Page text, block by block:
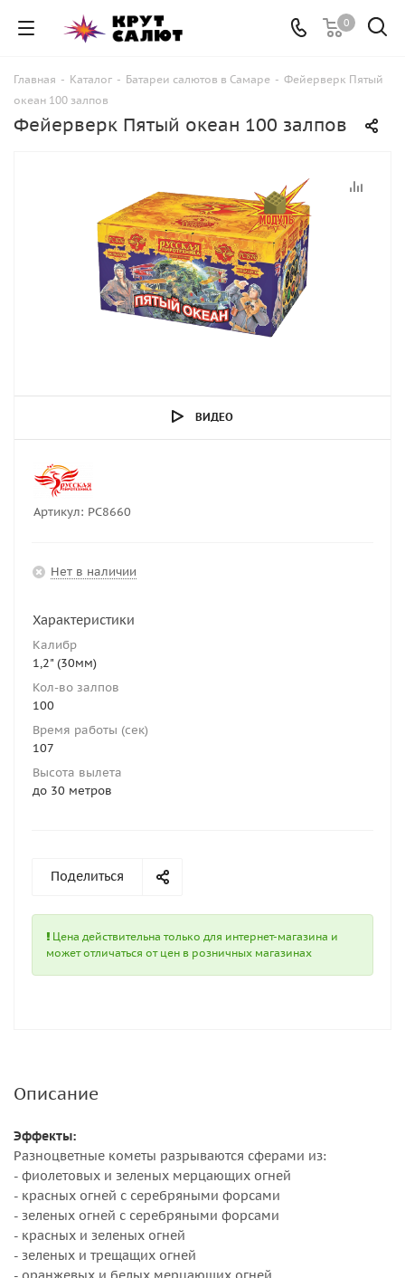
0
Главная - Каталог - Батареи салютов в Самаре - Фейерверк Пятый
океан 100 залпов
Фейерверк Пятый океан 100 залпов
ВИДЕО
Артикул: РС8660
Нет в наличии
Характеристики
Калибр
1,2" (30мм)
Кол-во залпов
100
Время работы (сек)
107
Высота вылета
до 30 метров
Поделиться
Цена действительна только для интернет-магазина и
может отличаться от цен в розничных магазинах
Описание
Эффекты:
Разноцветные кометы разрываются сферами из:
- фиолетовых и зеленых мерцающих огней
- красных огней с серебряными форсами
- зеленых огней с серебряными форсами
- красных и зеленых огней
- зеленых и трещащих огней